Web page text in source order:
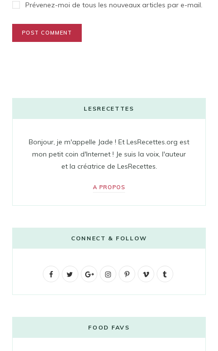
Prévenez-moi de tous les nouveaux articles par e-mail.
LESRECETTES
Bonjour, je m'appelle Jade ! Et LesRecettes.org est
mon petit coin d'Internet ! Je suis la voix, l'auteur
et la créatrice de LesRecettes.
A PROPOS
CONNECT & FOLLOW
F
b
t
G
g
l
I
t
a
P
e
V
o
l
FOOD FAVS